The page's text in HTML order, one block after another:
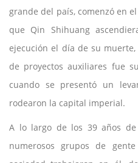
grande del país, comenzó en
que Qin Shihuang
ejecución el día de su
de proyectos auxiliares fue
cuando se presentó un
rodearon la capital imperial.
A lo largo de los 39 años
numerosos grupos de